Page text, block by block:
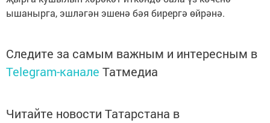
ышанырга, эшләгән эшенә​ бәя бирергә​ өйрәнә.
Следите за самым важным и интересным в
Telegram-канале Татмедиа
Читайте новости Татарстана в